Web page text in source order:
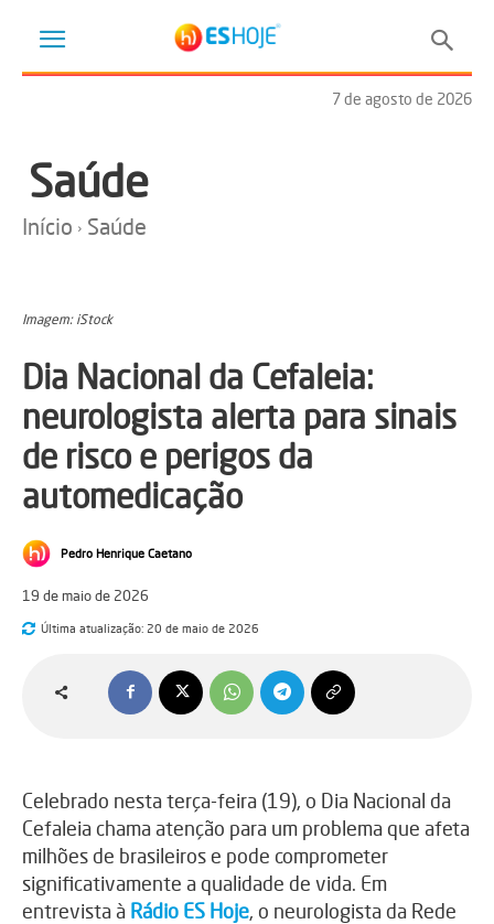
7 de agosto de 2026
Saúde
Início Saúde
Imagem: iStock
Dia Nacional da Cefaleia:
neurologista alerta para sinais
de risco e perigos da
automedicação
Pedro Henrique Caetano
19 de maio de 2026
Última atualização: 20 de maio de 2026
Celebrado nesta terça-feira (19), o Dia Nacional da
Cefaleia chama atenção para um problema que afeta
milhões de brasileiros e pode comprometer
significativamente a qualidade de vida. Em
entrevista à Rádio ES Hoje, o neurologista da Rede